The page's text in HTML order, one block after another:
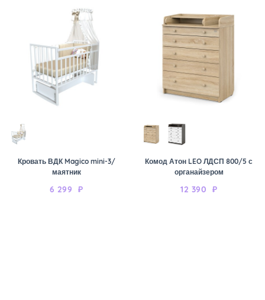
Кровать ВДК Magico mini-3/
маятник
6 299 ₽
Комод Атон LEO ЛДСП 800/5 с
органайзером
12 390 ₽